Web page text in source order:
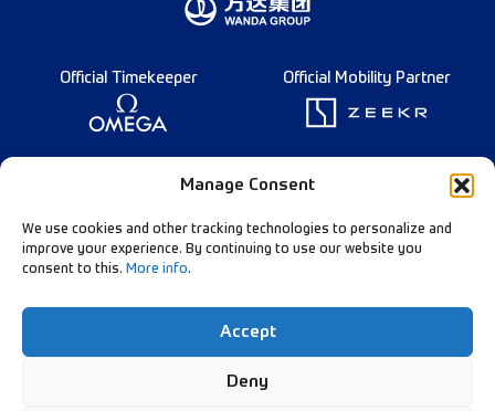
Manage Consent
We use cookies and other tracking technologies to personalize and
improve your experience. By continuing to use our website you
consent to this. More info.
Accept
Deny
Official Timekeeper Official Mobility Partner
Founding Partner
Follow Our Channels:
Data Privacy